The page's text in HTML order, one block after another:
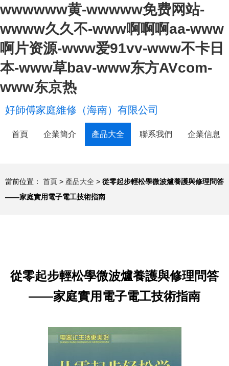
wwwwww黄-wwwww免费网站-
wwww久久不-www啊啊啊aa-www
啊片资源-www爱91vv-www不卡日
本-www草bav-www东方AVcom-
www东京热
好師傅家庭維修（海南）有限公司
首頁 企業簡介 產品大全 聯系我們 企業信息
當前位置： 首頁 > 產品大全 > 從零起步輕松學微波爐養護與修理問答
——家庭實用電子電工技術指南
從零起步輕松學微波爐養護與修理問答
——家庭實用電子電工技術指南